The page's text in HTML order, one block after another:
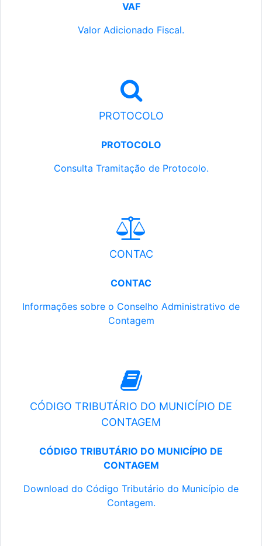
VAF
Valor Adicionado Fiscal.
PROTOCOLO
PROTOCOLO
Consulta Tramitação de Protocolo.
CONTAC
CONTAC
Informações sobre o Conselho Administrativo de
Contagem
CÓDIGO TRIBUTÁRIO DO MUNICÍPIO DE
CONTAGEM
CÓDIGO TRIBUTÁRIO DO MUNICÍPIO DE
CONTAGEM
Download do Código Tributário do Município de
Contagem.